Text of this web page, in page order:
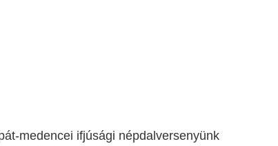
medencei ifjúsági népdalversenyünk